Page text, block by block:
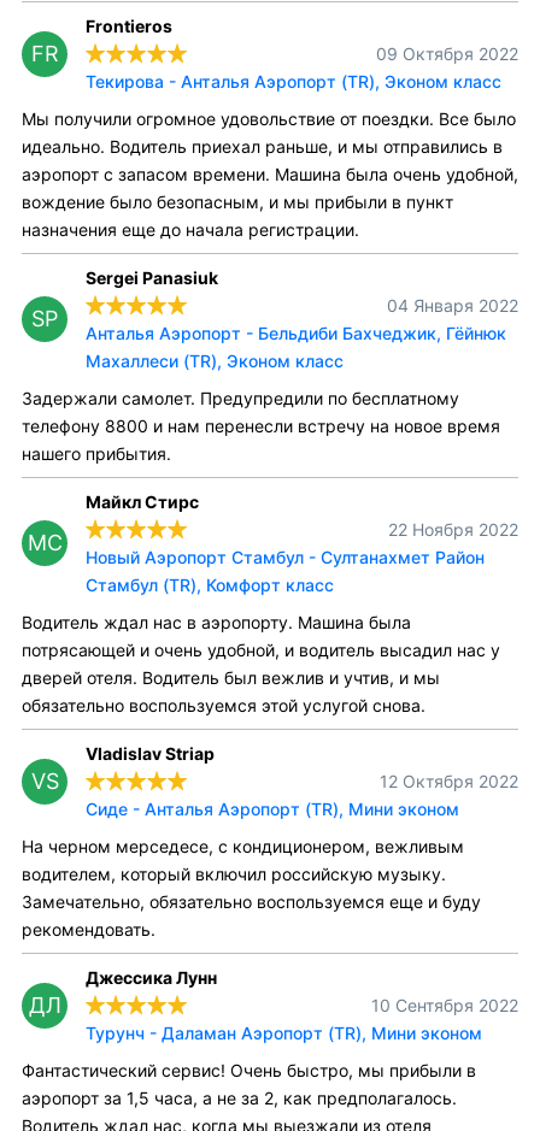
FR
Frontieros
09 Октября 2022
Текирова - Анталья Аэропорт (TR), Эконом класс
Мы получили огромное удовольствие от поездки. Все было
идеально. Водитель приехал раньше, и мы отправились в
аэропорт с запасом времени. Машина была очень удобной,
вождение было безопасным, и мы прибыли в пункт
назначения еще до начала регистрации.
SP
Sergei Panasiuk
04 Января 2022
Анталья Аэропорт - Бельдиби Бахчеджик, Гёйнюк
Махаллеси (TR), Эконом класс
Задержали самолет. Предупредили по бесплатному
телефону 8800 и нам перенесли встречу на новое время
нашего прибытия.
МС
Майкл Стирс
22 Ноября 2022
Новый Аэропорт Стамбул - Султанахмет Район
Стамбул (TR), Комфорт класс
Водитель ждал нас в аэропорту. Машина была
потрясающей и очень удобной, и водитель высадил нас у
дверей отеля. Водитель был вежлив и учтив, и мы
обязательно воспользуемся этой услугой снова.
VS
Vladislav Striap
12 Октября 2022
Сиде - Анталья Аэропорт (TR), Мини эконом
На черном мерседесе, с кондиционером, вежливым
водителем, который включил российскую музыку.
Замечательно, обязательно воспользуемся еще и буду
рекомендовать.
ДЛ
Джессика Лунн
10 Сентября 2022
Турунч - Даламан Аэропорт (TR), Мини эконом
Фантастический сервис! Очень быстро, мы прибыли в
аэропорт за 1,5 часа, а не за 2, как предполагалось.
Водитель ждал нас, когда мы выезжали из отеля